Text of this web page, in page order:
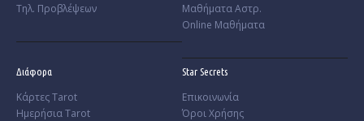
Τηλ. Προβλέψεων
Μαθήματα Αστρ.
Online Μαθήματα
Διάφορα
Κάρτες Tarot
Ημερήσια Tarot
Star Secrets
Επικοινωνία
Όροι Χρήσης